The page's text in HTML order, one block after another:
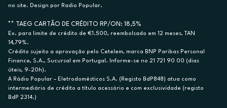
no site. Design por Radio Popular.
** TAEG CARTÃO DE CRÉDITO RP/ON: 18,5%
Ex. para limite de crédito de €1.500, reembolsado em 12 meses, TAN
14,79%.
Crédito sujeito a aprovação pelo Cetelem, marca BNP Paribas Personal
Finance, S.A., Sucursal em Portugal. Informe-se no 21 721 90 00 (dias
úteis, 9-20h).
A Rádio Popular – Eletrodomésticos S.A. (Registo BdP848) atua como
intermediário de crédito a título acessório e com exclusividade (registo
BdP 2314.)